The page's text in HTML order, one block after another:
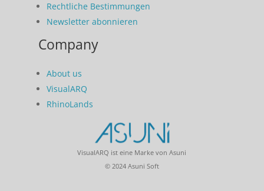
Rechtliche Bestimmungen
Newsletter abonnieren
Company
About us
VisualARQ
RhinoLands
VisualARQ ist eine Marke von Asuni
© 2024 Asuni Soft